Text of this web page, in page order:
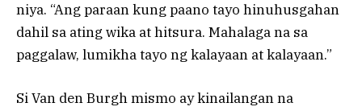
niya. “Ang paraan kung paano tayo hinuhusgahan
dahil sa ating wika at hitsura. Mahalaga na sa
paggalaw, lumikha tayo ng kalayaan at kalayaan.”
Si Van den Burgh mismo ay kinailangan na